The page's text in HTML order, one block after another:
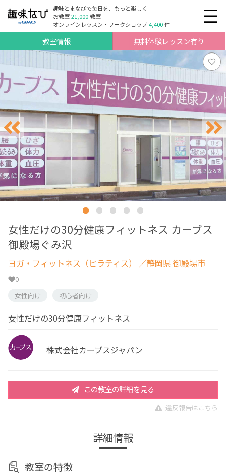
趣味とまなびで毎日を、もっと楽しく
お教室21,000教室
オンラインレッスン・ワークショップ4,400件
教室情報 無料体験レッスン有り
女性だけの30分健康フィットネス カーブス
御殿場ぐみ沢
ヨガ・フィットネス（ピラティス） ／静岡県 御殿場市
0
女性向け
初心者向け
女性だけの30分健康フィットネス
株式会社カーブスジャパン
この教室の詳細を見る
違反報告はこちら
詳細情報
教室の特徴